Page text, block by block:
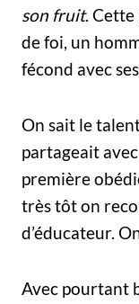
son fruit.
de foi, un
fécond avec
On sait le
partageait
première
très tôt on
d’éducateur.
Avec pourtant